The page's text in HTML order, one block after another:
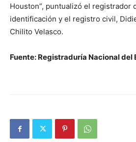
Houston”, puntualizó el registrador
identificación y el registro civil,
Chilito Velasco.
Fuente: Registraduría Nacional del